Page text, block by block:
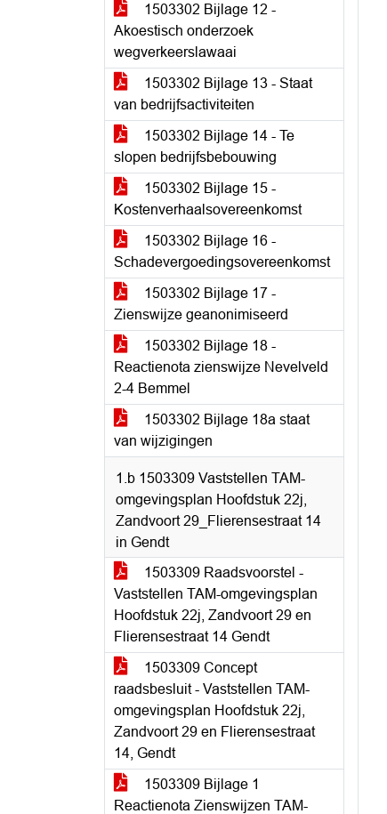
1503302 Bijlage 12 -
Akoestisch onderzoek
wegverkeerslawaai
1503302 Bijlage 13 - Staat
van bedrijfsactiviteiten
1503302 Bijlage 14 - Te
slopen bedrijfsbebouwing
1503302 Bijlage 15 -
Kostenverhaalsovereenkomst
1503302 Bijlage 16 -
Schadevergoedingsovereenkomst
1503302 Bijlage 17 -
Zienswijze geanonimiseerd
1503302 Bijlage 18 -
Reactienota zienswijze Nevelveld
2-4 Bemmel
1503302 Bijlage 18a staat
van wijzigingen
1.b 1503309 Vaststellen TAM-
omgevingsplan Hoofdstuk 22j,
Zandvoort 29_Flierensestraat 14
in Gendt
1503309 Raadsvoorstel -
Vaststellen TAM-omgevingsplan
Hoofdstuk 22j, Zandvoort 29 en
Flierensestraat 14 Gendt
1503309 Concept
raadsbesluit - Vaststellen TAM-
omgevingsplan Hoofdstuk 22j,
Zandvoort 29 en Flierensestraat
14, Gendt
1503309 Bijlage 1
Reactienota Zienswijzen TAM-